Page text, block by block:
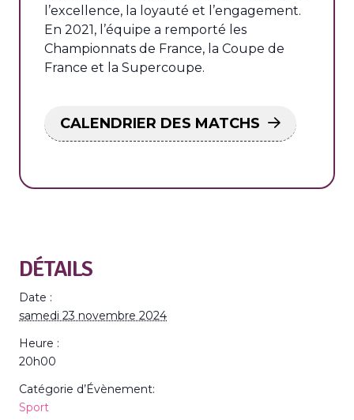
l’excellence, la loyauté et l’engagement.
En 2021, l’équipe a remporté les
Championnats de France, la Coupe de
France et la Supercoupe.
CALENDRIER DES MATCHS
DÉTAILS
Date :
samedi 23 novembre 2024
Heure :
20h00
Catégorie d’Évènement:
Sport